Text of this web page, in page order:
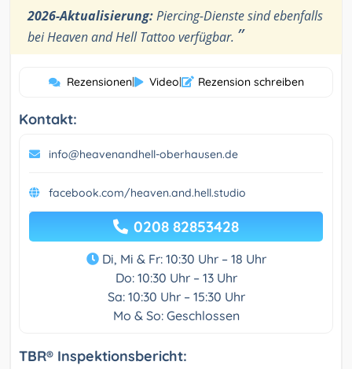
2026-Aktualisierung:Piercing-Dienste sind ebenfalls
bei Heaven and Hell Tattoo verfügbar. ”
Rezensionen| Video| Rezension schreiben
Kontakt:
info@heavenandhell-oberhausen.de
facebook.com/heaven.and.hell.studio
0208 82853428
Di, Mi & Fr: 10:30 Uhr – 18 Uhr
Do: 10:30 Uhr – 13 Uhr
Sa: 10:30 Uhr – 15:30 Uhr
Mo & So: Geschlossen
TBR® Inspektionsbericht: